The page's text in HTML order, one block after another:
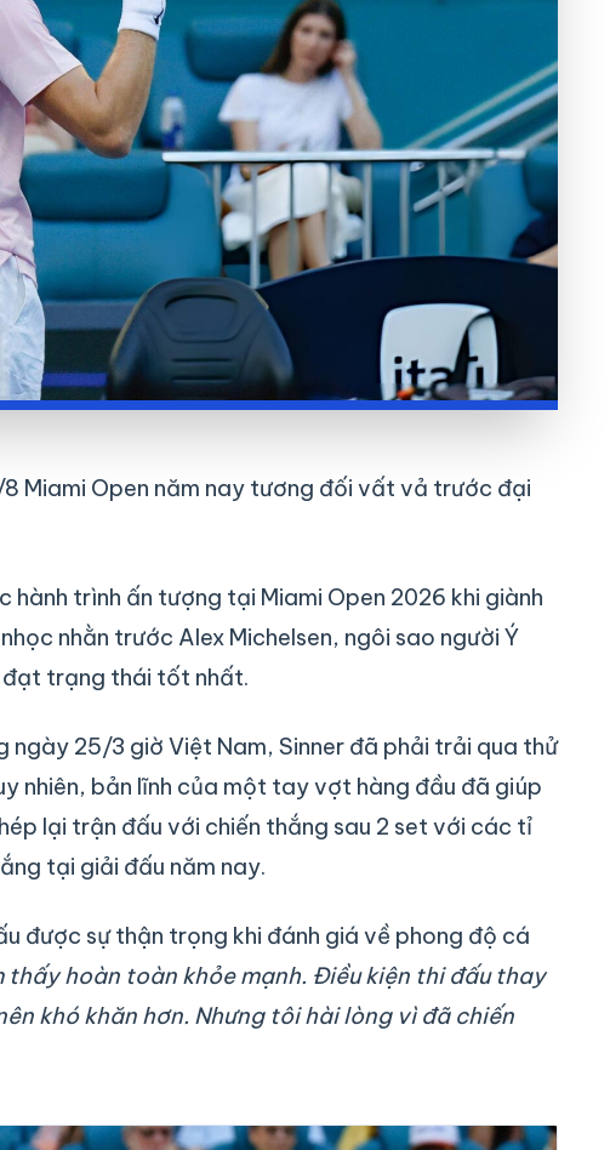
Miami Open năm nay tương đối vất vả trước đại
hành trình ấn tượng tại Miami Open 2026 khi giành
nhằn trước Alex Michelsen, ngôi sao người Ý
đạt trạng thái tốt nhất.
ngày 25/3 giờ Việt Nam, Sinner đã phải trải qua thử
nhiên, bản lĩnh của một tay vợt hàng đầu đã giúp
lại trận đấu với chiến thắng sau 2 set với các tỉ
tại giải đấu năm nay.
được sự thận trọng khi đánh giá về phong độ cá
hoàn toàn khỏe mạnh. Điều kiện thi đấu thay
khó khăn hơn. Nhưng tôi hài lòng vì đã chiến